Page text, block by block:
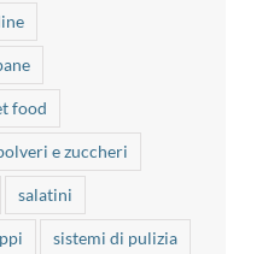
food
e zuccheri
salatini
sistemi di pulizia